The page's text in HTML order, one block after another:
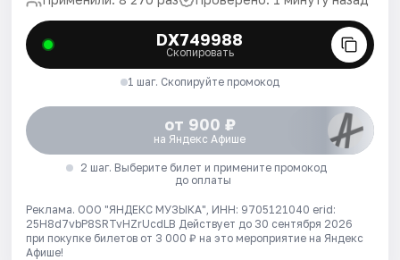
DX749988
Скопировать
1 шаг. Скопируйте промокод
от 900 ₽
на Яндекс Афише
2 шаг. Выберите билет и примените промокод
до оплаты
Реклама. ООО "ЯНДЕКС МУЗЫКА", ИНН: 9705121040 erid:
25H8d7vbP8SRTvHZrUcdLB Действует до 30 сентября 2026
при покупке билетов от 3 000 ₽ на это мероприятие на Яндекс
Афише!